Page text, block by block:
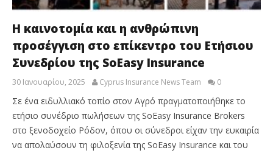
Η καινοτομία και η ανθρώπινη
προσέγγιση στο επίκεντρο του Ετήσιου
Συνεδρίου της SoEasy Insurance
30 Ιανουαρίου, 2025 Cyprus Insurance News Team 0
Σε ένα ειδυλλιακό τοπίο στον Αγρό πραγματοποιήθηκε το
ετήσιο συνέδριο πωλήσεων της SoEasy Insurance Brokers
στο ξενοδοχείο Ρόδον, όπου οι σύνεδροι είχαν την ευκαιρία
να απολαύσουν τη φιλοξενία της SoEasy Insurance και του